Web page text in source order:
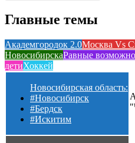
Главные темы
Академгородок 2.0Москва Vs
НовосибирскаРавные
детиХоккей
Новосибирская область:
#Новосибирск
#Бердск
#Искитим